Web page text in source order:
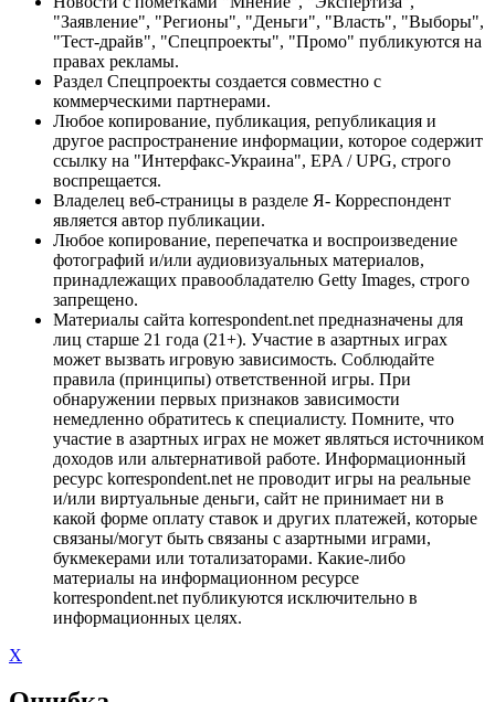
"Заявление", "Регионы", "Деньги", "Власть", "Выборы",
"Тест-драйв", "Спецпроекты", "Промо" публикуются на
правах рекламы.
Раздел Спецпроекты создается совместно с
коммерческими партнерами.
Любое копирование, публикация, републикация и
другое распространение информации, которое содержит
ссылку на "Интерфакс-Украина", EPA / UPG, строго
воспрещается.
Владелец веб-страницы в разделе Я- Корреспондент
является автор публикации.
Любое копирование, перепечатка и воспроизведение
фотографий и/или аудиовизуальных материалов,
принадлежащих правообладателю Getty Images, строго
запрещено.
Материалы сайта korrespondent.net предназначены для
лиц старше 21 года (21+). Участие в азартных играх
может вызвать игровую зависимость. Соблюдайте
правила (принципы) ответственной игры. При
обнаружении первых признаков зависимости
немедленно обратитесь к специалисту. Помните, что
участие в азартных играх не может являться источником
доходов или альтернативой работе. Информационный
ресурс korrespondent.net не проводит игры на реальные
и/или виртуальные деньги, сайт не принимает ни в
какой форме оплату ставок и других платежей, которые
связаны/могут быть связаны с азартными играми,
букмекерами или тотализаторами. Какие-либо
материалы на информационном ресурсе
korrespondent.net публикуются исключительно в
информационных целях.
X